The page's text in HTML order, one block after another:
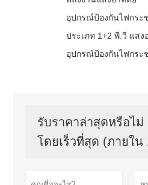
อุปกรณ์ป้องกันไฟกระ
ประเภท 1+2 พี.วี แส
อุปกรณ์ป้องกันไฟกระ
รับราคาล่าสุดหรือไม่
โดยเร็วที่สุด (ภายใน